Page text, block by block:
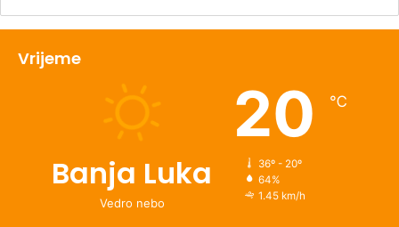
Vrijeme
Banja Luka
Vedro nebo
20 ℃
36º - 20º
64%
1.45 km/h